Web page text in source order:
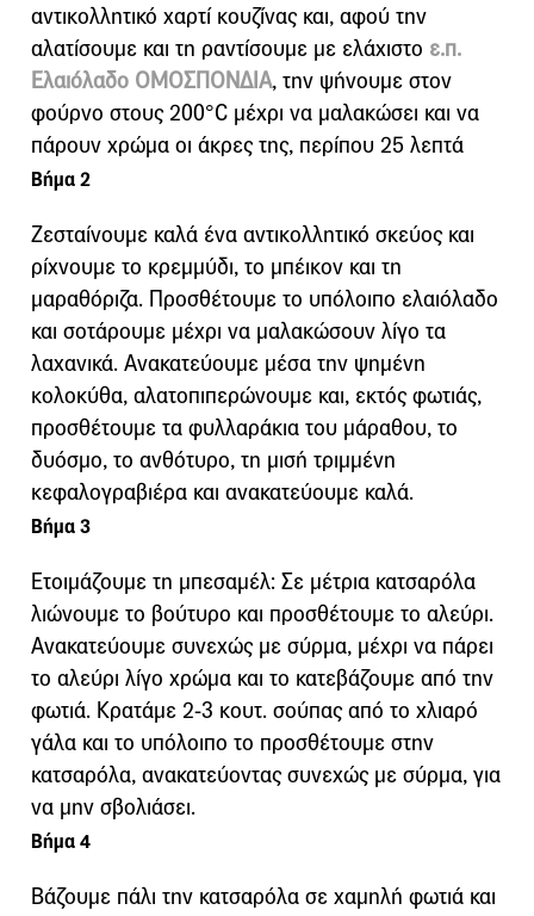
αντικολλητικό χαρτί κουζίνας και, αφού την
αλατίσουμε και τη ραντίσουμε με ελάχιστο ε.π.
Ελαιόλαδο ΟΜΟΣΠΟΝΔΙΑ, την ψήνουμε στον
φούρνο στους 200°C μέχρι να μαλακώσει και να
πάρουν χρώμα οι άκρες της, περίπου 25 λεπτά
Βήμα 2
Ζεσταίνουμε καλά ένα αντικολλητικό σκεύος και
ρίχνουμε το κρεμμύδι, το μπέικον και τη
μαραθόριζα. Προσθέτουμε το υπόλοιπο ελαιόλαδο
και σοτάρουμε μέχρι να μαλακώσουν λίγο τα
λαχανικά. Ανακατεύουμε μέσα την ψημένη
κολοκύθα, αλατοπιπερώνουμε και, εκτός φωτιάς,
προσθέτουμε τα φυλλαράκια του μάραθου, το
δυόσμο, το ανθότυρο, τη μισή τριμμένη
κεφαλογραβιέρα και ανακατεύουμε καλά.
Βήμα 3
Ετοιμάζουμε τη μπεσαμέλ: Σε μέτρια κατσαρόλα
λιώνουμε το βούτυρο και προσθέτουμε το αλεύρι.
Ανακατεύουμε συνεχώς με σύρμα, μέχρι να πάρει
το αλεύρι λίγο χρώμα και το κατεβάζουμε από την
φωτιά. Κρατάμε 2-3 κουτ. σούπας από το χλιαρό
γάλα και το υπόλοιπο το προσθέτουμε στην
κατσαρόλα, ανακατεύοντας συνεχώς με σύρμα, για
να μην σβολιάσει.
Βήμα 4
Βάζουμε πάλι την κατσαρόλα σε χαμηλή φωτιά και